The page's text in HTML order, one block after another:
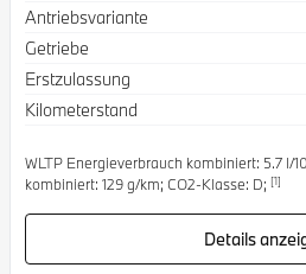
Antriebsvariante
Getriebe
Erstzulassung
Kilometerstand
WLTP Energieverbrauch kombiniert: 5.7 l/
kombiniert: 129 g/km; CO2-Klasse: D; [1]
Details